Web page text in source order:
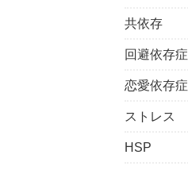
共依存
回避依存症
恋愛依存症
ストレス
HSP